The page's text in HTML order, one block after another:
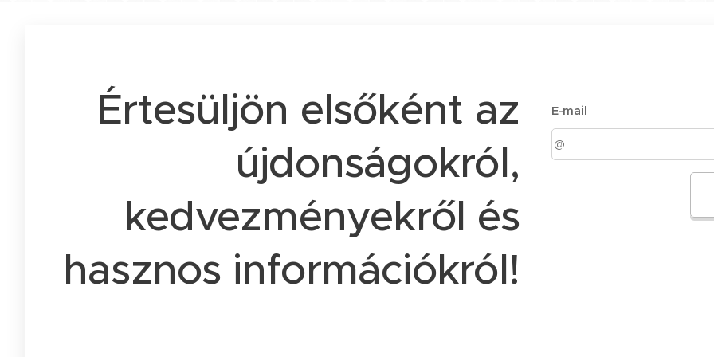
Értesüljön elsőként az
újdonságokról,
kedvezményekről és
hasznos információkról!
E-mail